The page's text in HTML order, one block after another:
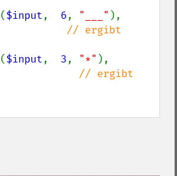
($input, 6, "___"
// ergibt
($input, 3, "*"
// ergibt